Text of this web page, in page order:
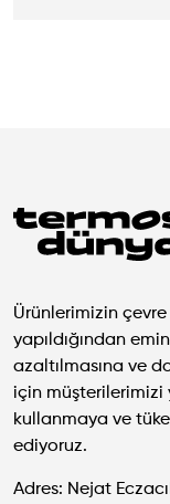
Ürünlerimizin
yapıldığından
azaltılmasına ve
için müşterilerimizi
kullanmaya ve
ediyoruz.
Adres: Nejat